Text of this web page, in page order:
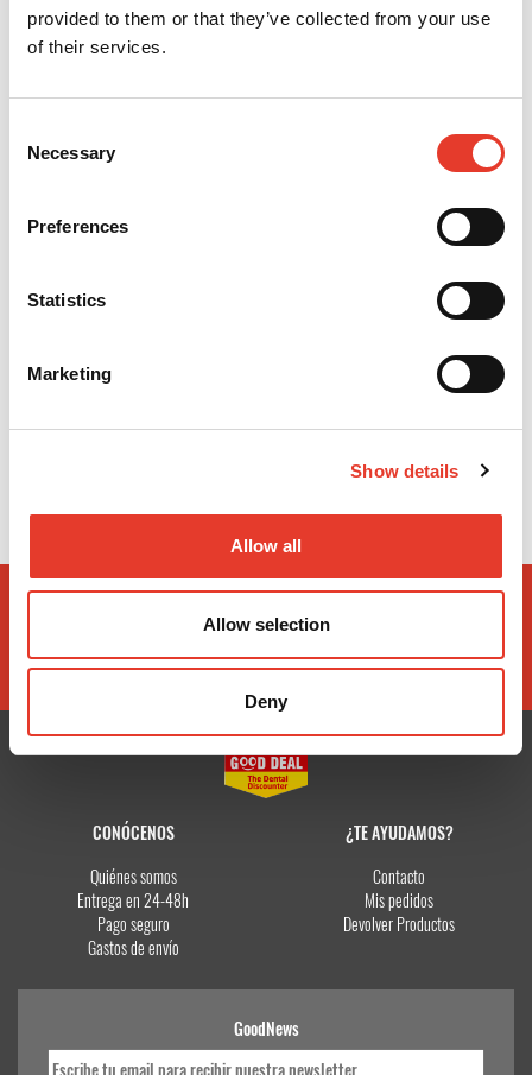
provided to them or that they’ve collected from your use
of their services.
Selection
Necessary
Preferences
Statistics
Marketing
Show details
Allow all
Allow selection
Deny
Desde 23,02 €
VER MÁS
12,08 €
VER MÁS
VER MÁS
CONÓCENOS
Quiénes somos
Entrega en 24-48h
Pago seguro
Gastos de envío
¿TE AYUDAMOS?
Contacto
Mis pedidos
Devolver Productos
GoodNews